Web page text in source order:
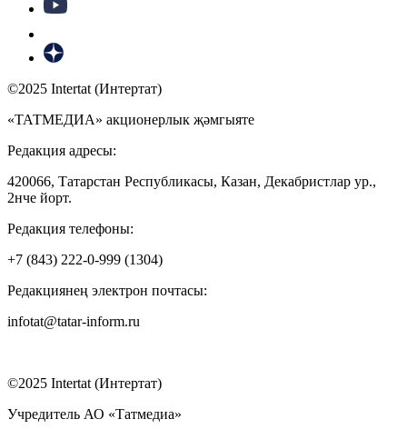
©2025 Intertat (Интертат)
«ТАТМЕДИА» акционерлык җәмгыяте
Редакция адресы:
420066, Татарстан Республикасы, Казан, Декабристлар ур.,
2нче йорт.
Редакция телефоны:
+7 (843) 222-0-999 (1304)
Редакциянең электрон почтасы:
infotat@tatar-inform.ru
©2025 Intertat (Интертат)
Учредитель АО «Татмедиа»